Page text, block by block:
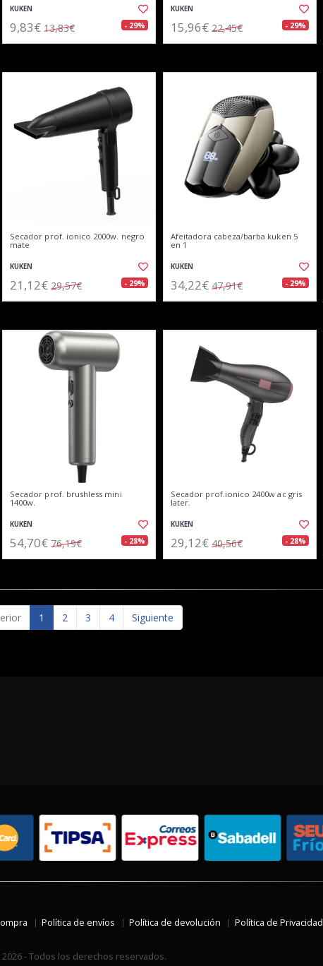
KUKEN
9,83€ 13,83€ - 29%
KUKEN
15,96€ 22,45€ - 29%
Secador prof. ionico 2000w. negro
mate
KUKEN
21,12€ 29,57€ - 29%
Afeitadora cabeza/barba kuken 5
en 1
KUKEN
34,22€ 47,91€ - 29%
Secador prof. brushless mini
1400w.
KUKEN
54,70€ 76,19€ - 28%
Secador prof.ionico 2400w ac gris
later.
KUKEN
29,12€ 40,56€ - 28%
1 2 3 4 Siguiente
Política de envíos Política de devolución Política de Privacidad
- Todos los derechos reservados.